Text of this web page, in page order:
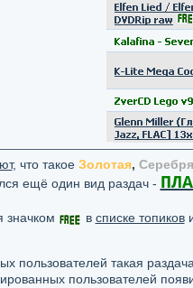
, что такое Золотая,
ещё один вид раздач -
значком в списке топиков
пользователей такая
пользователей